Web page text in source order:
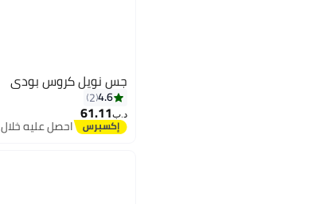
جس نويل كروس بودي
4.6
2
د.ب‏61.11
احصل عليه خلال